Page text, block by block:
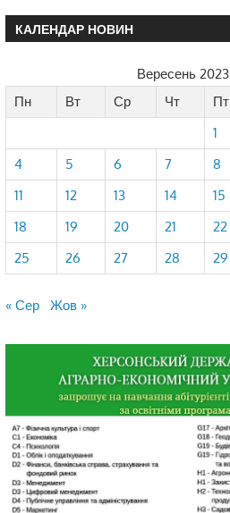
КАЛЕНДАР НОВИН
Вересень 2023
Пн
Вт Ср Чт Пт
1
4
5 6 7 8
11
12 13 14 15
18
19 20 21 22
25
26 27 28 29
« Сер Жов »